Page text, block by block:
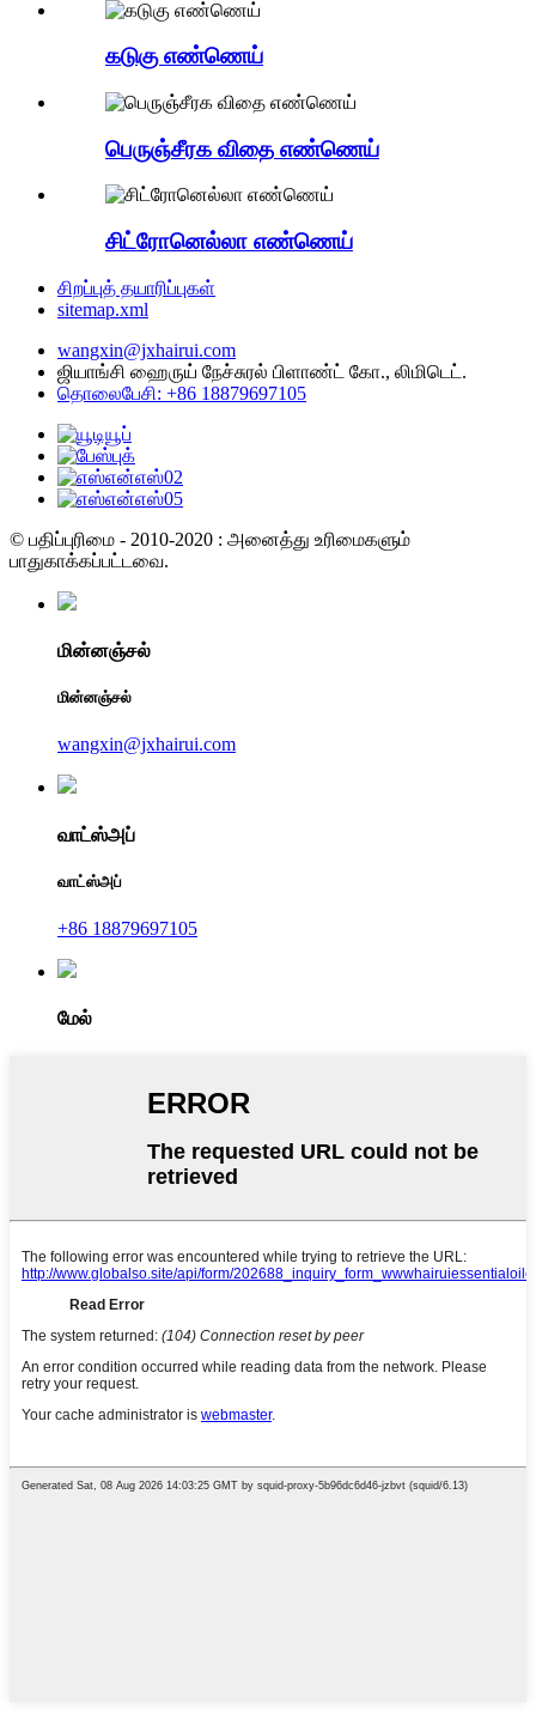
கடுகு எண்ணெய்
பெருஞ்சீரக விதை எண்ணெய்
சிட்ரோனெல்லா எண்ணெய்
சிறப்புத் தயாரிப்புகள்
sitemap.xml
wangxin@jxhairui.com
ஜியாங்சி ஹைருய் நேச்சுரல் பிளாண்ட் கோ., லிமிடெட்.
தொலைபேசி: +86 18879697105
© பதிப்புரிமை - 2010-2020 : அனைத்து உரிமைகளும்
பாதுகாக்கப்பட்டவை.
மின்னஞ்சல்
மின்னஞ்சல்
wangxin@jxhairui.com
வாட்ஸ்அப்
வாட்ஸ்அப்
+86 18879697105
மேல்